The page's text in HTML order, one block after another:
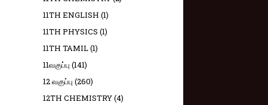
11TH ENGLISH (1)
11TH PHYSICS (1)
11TH TAMIL(1)
11வகுப்பு (141)
12 வகுப்பு (260)
12TH CHEMISTRY(4)